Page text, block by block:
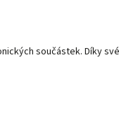
součástek. Díky